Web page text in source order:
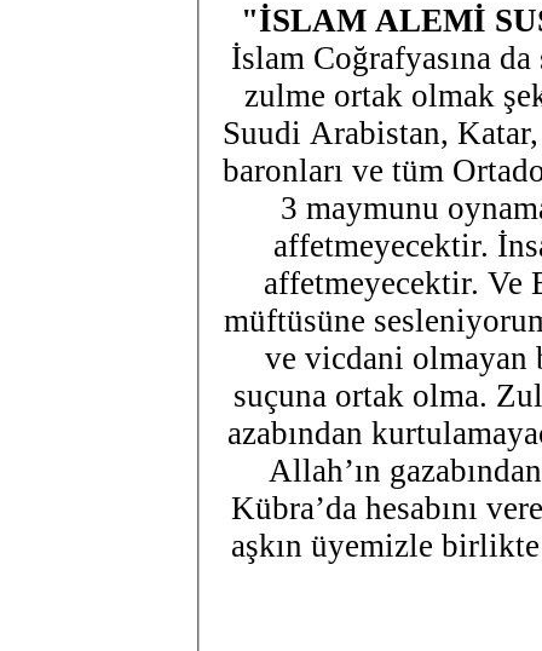
"İSLAM ALEMİ
İslam Coğrafyasına
zulme ortak olmak
Suudi Arabistan,
baronları ve tüm
3 maymunu
affetmeyecektir.
affetmeyecektir. Ve
müftüsüne
ve vicdani olmayan
suçuna ortak olma.
azabından
Allah’ın
Kübra’da hesabını
aşkın üyemizle